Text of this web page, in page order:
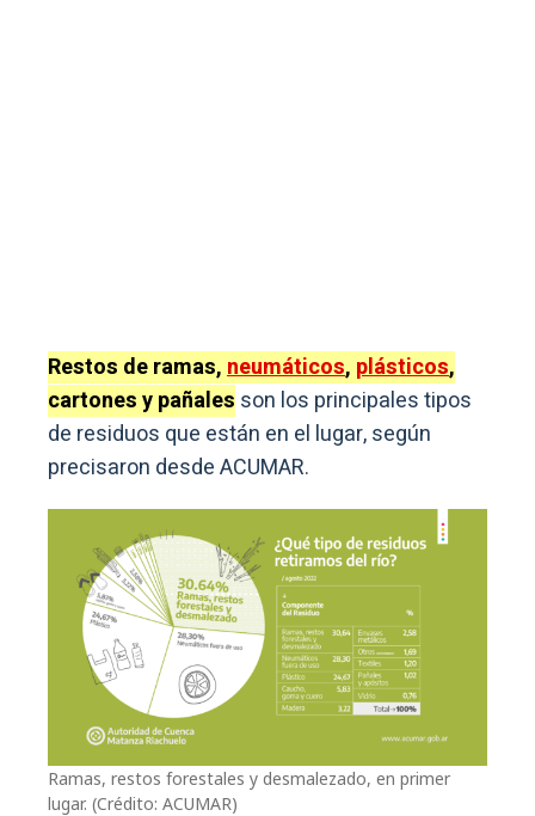
Restos de ramas,neumáticos, plásticos,
cartones y pañales son los principales tipos
de residuos que están en el lugar, según
precisaron desde ACUMAR.
Ramas, restos forestales y desmalezado, en primer
lugar. (Crédito: ACUMAR)